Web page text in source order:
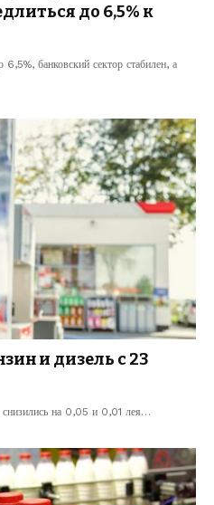
до 6,5% к
банковский сектор стабилен, а
и дизель с 23
снизились на 0,05 и 0,01 лея…